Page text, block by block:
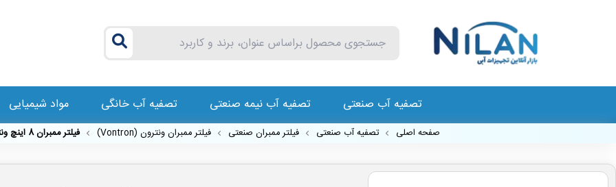
تصفیه آب صنعتی تصفیه آب نیمه صنعتی تصفیه آب خانگی مواد شیمیایی
صفحه اصلی تصفیه آب صنعتی فیلتر ممبران صنعتی فیلتر ممبران ونترون (Vontron) فیلتر ممبران 8 اینچ ونترون (Vontron) مدل HOR22-8040